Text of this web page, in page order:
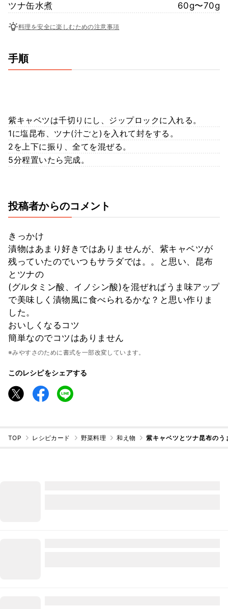
ツナ缶水煮
60g〜70g
料理を安全に楽しむための注意事項
手順
紫キャベツは千切りにし、ジップロックに入れる。
1に塩昆布、ツナ(汁ごと)を入れて封をする。
2を上下に振り、全てを混ぜる。
5分程置いたら完成。
投稿者からのコメント
きっかけ
漬物はあまり好きではありませんが、紫キャベツが
残っていたのでいつもサラダでは。。と思い、昆布
とツナの
(グルタミン酸、イノシン酸)を混ぜればうま味アップ
で美味しく漬物風に食べられるかな？と思い作りま
した。
おいしくなるコツ
簡単なのでコツはありません
※みやすさのために書式を一部改変しています。
このレシピをシェアする
TOP レシピカード 野菜料理 和え物 紫キャベツとツナ昆布の